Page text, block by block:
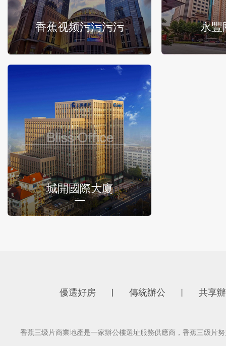
香蕉视频污污污污 永豐
城開國際大廈
優選好房 傳統辦公 共享
香蕉三级片商業地產是一家辦公樓選址服務供應商，香蕉三级片努